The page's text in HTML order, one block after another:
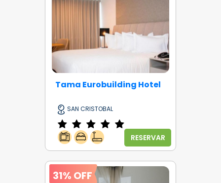
Tama Eurobuilding Hotel
SAN CRISTOBAL
RESERVAR
31% OFF